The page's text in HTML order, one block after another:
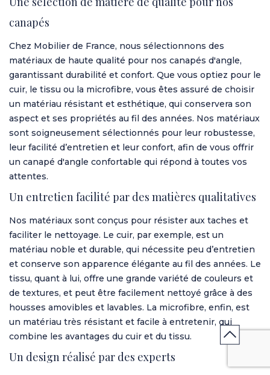
canapés
Chez Mobilier de France, nous sélectionnons des
matériaux de haute qualité pour nos canapés d'angle,
garantissant durabilité et confort. Que vous optiez pour le
cuir, le tissu ou la microfibre, vous êtes assuré de choisir
un matériau résistant et esthétique, qui conservera son
aspect et ses propriétés au fil des années. Nos matériaux
sont soigneusement sélectionnés pour leur robustesse,
leur facilité d’entretien et leur confort, afin de vous offrir
un canapé d'angle confortable qui répond à toutes vos
attentes.
Un entretien facilité par des matières qualitatives
Nos matériaux sont conçus pour résister aux taches et
faciliter le nettoyage. Le cuir, par exemple, est un
matériau noble et durable, qui nécessite peu d’entretien
et conserve son apparence élégante au fil des années. Le
tissu, quant à lui, offre une grande variété de couleurs et
de textures, et peut être facilement nettoyé grâce à des
housses amovibles et lavables. La microfibre, enfin, est
un matériau très résistant et facile à entretenir, qui
combine les avantages du cuir et du tissu.
Un design réalisé par des experts